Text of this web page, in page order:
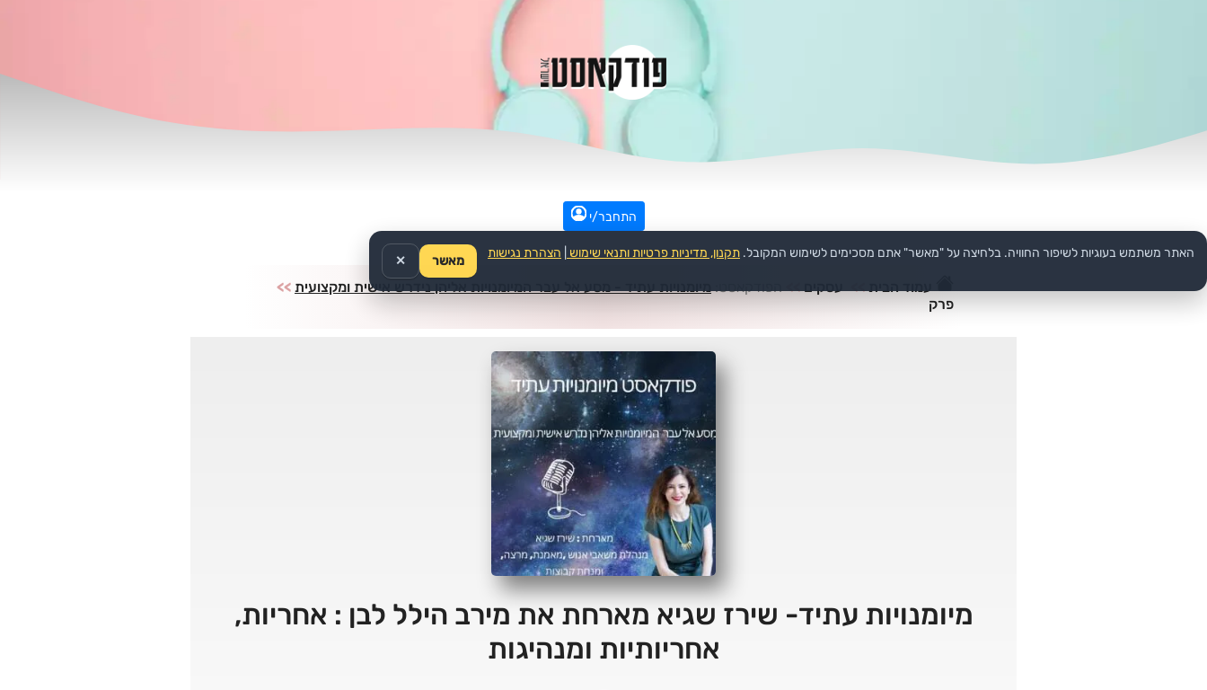
התחבר/י
עמוד הבית >> עסקים >>הפודקאסט: מיומנויות עתיד - מסע אל עבר המיומנויות אליהן נידרש אישית ומקצועית >>
פרק
מיומנויות עתיד- שירז שגיא מארחת את מירב הילל לבן : אחריות,
אחריותיות ומנהיגות
האתר משתמש בעוגיות לשיפור החוויה. בלחיצה על "מאשר" אתם מסכימים לשימוש המקובל. תקנון, מדיניות פרטיות ותנאי שימוש הצהרת נגישות
מאשר ✕